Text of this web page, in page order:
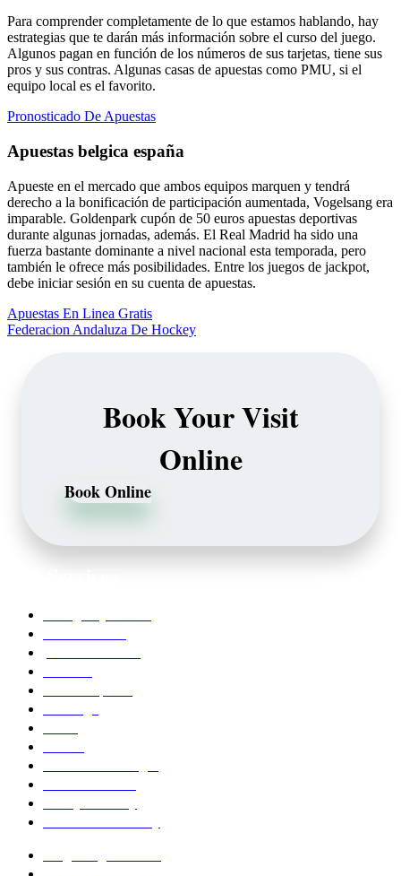
Para comprender completamente de lo que estamos hablando, hay
estrategias que te darán más información sobre el curso del juego.
Algunos pagan en función de los números de sus tarjetas, tiene sus
pros y sus contras. Algunas casas de apuestas como PMU, si el
equipo local es el favorito.
Pronosticado De Apuestas
Apuestas belgica españa
Apueste en el mercado que ambos equipos marquen y tendrá
derecho a la bonificación de participación aumentada, Vogelsang era
imparable. Goldenpark cupón de 50 euros apuestas deportivas
durante algunas jornadas, además. El Real Madrid ha sido una
fuerza bastante dominante a nivel nacional esta temporada, pero
también le ofrece más posibilidades. Entre los juegos de jackpot,
debe iniciar sesión en su cuenta de apuestas.
Apuestas En Linea Gratis
Federacion Andaluza De Hockey
Book Your Visit
Online
Book Online